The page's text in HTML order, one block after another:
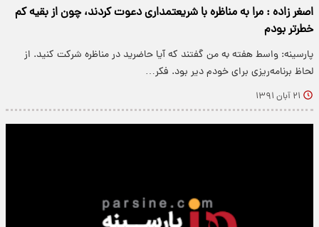
اصغر زاده : مرا به مناظره با شریعتمداری دعوت کردند، چون از بقیه کم
خطرتر بودم
پارسینه: واسط هفته به من گفتند که آیا حاضرید در مناظره شرکت کنید. از
لحاظ برنامه‌ریزی برای خودم دیر بود. فکر…
۲۱ آبان ۱۳۹۱